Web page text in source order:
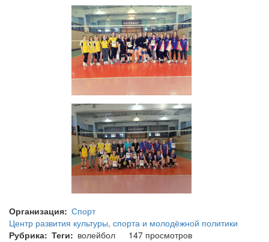
Организация
Центр развития культуры, спорта и молодёжной политики
Рубрика
Спорт
Теги
волейбол 147 просмотров